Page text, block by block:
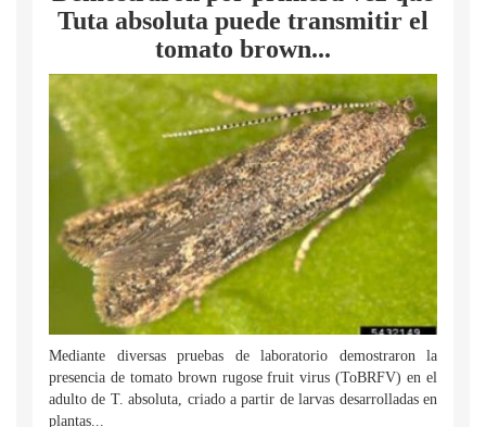
Tuta absoluta puede transmitir el
tomato brown...
Mediante diversas pruebas de laboratorio demostraron la
presencia de tomato brown rugose fruit virus (ToBRFV) en el
adulto de T. absoluta, criado a partir de larvas desarrolladas en
plantas...